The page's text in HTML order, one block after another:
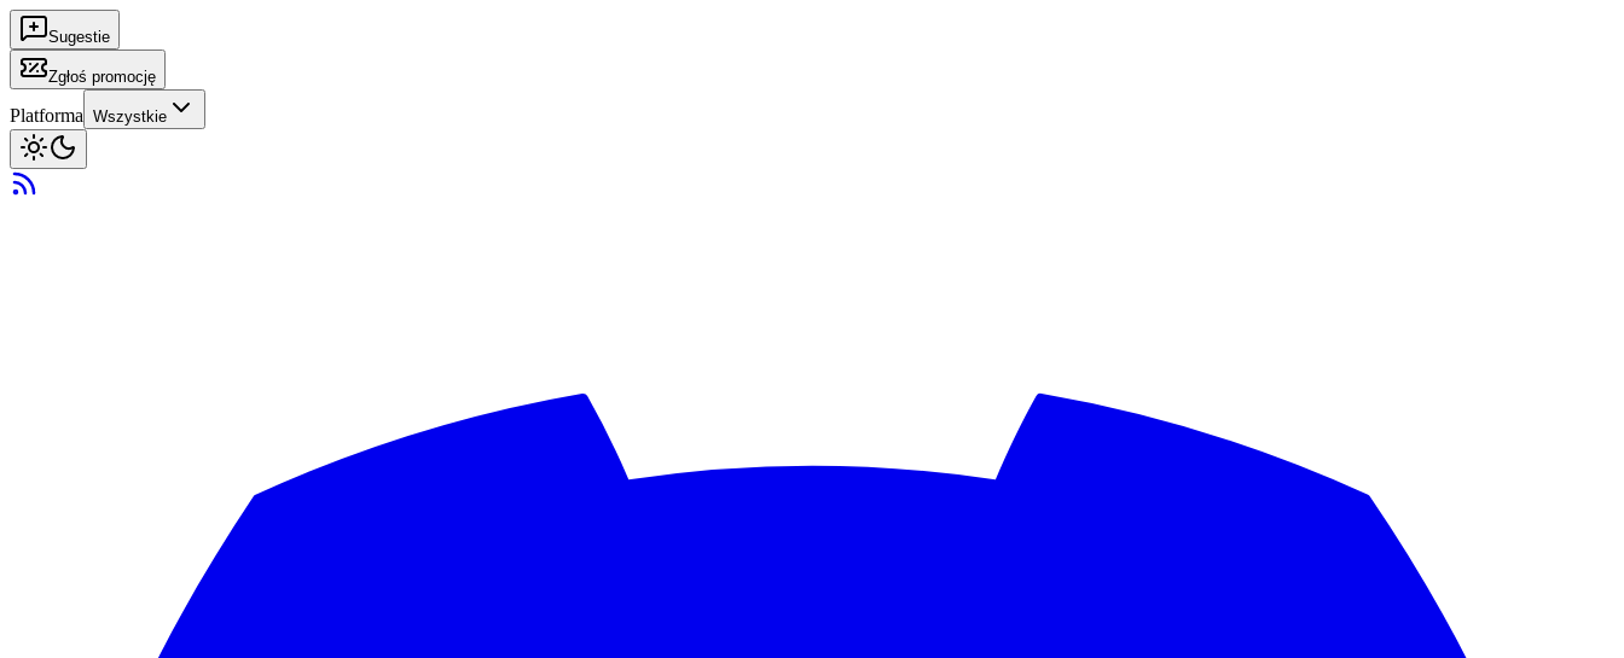
Sugestie
Zgłoś promocję
Platforma Wszystkie